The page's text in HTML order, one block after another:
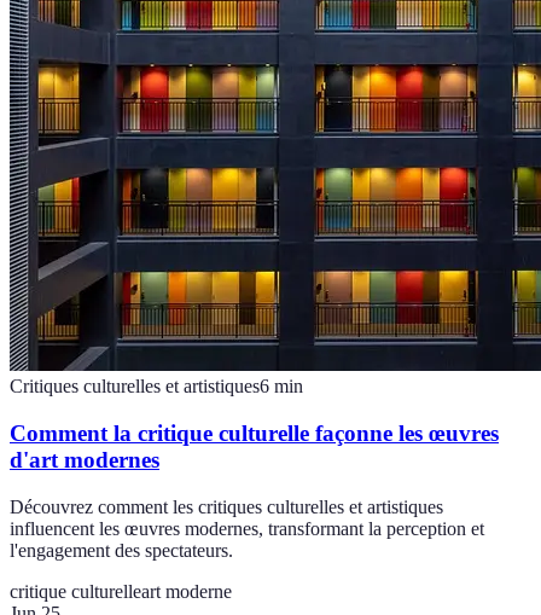
Critiques culturelles et artistiques6 min
Comment la critique culturelle façonne les œuvres
d'art modernes
Découvrez comment les critiques culturelles et artistiques
influencent les œuvres modernes, transformant la perception et
l'engagement des spectateurs.
critique culturelleart moderne